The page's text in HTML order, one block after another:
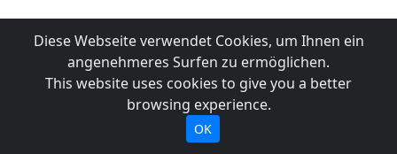
Diese Webseite verwendet Cookies, um Ihnen ein
angenehmeres Surfen zu ermöglichen.
This website uses cookies to give you a better
browsing experience.
OK